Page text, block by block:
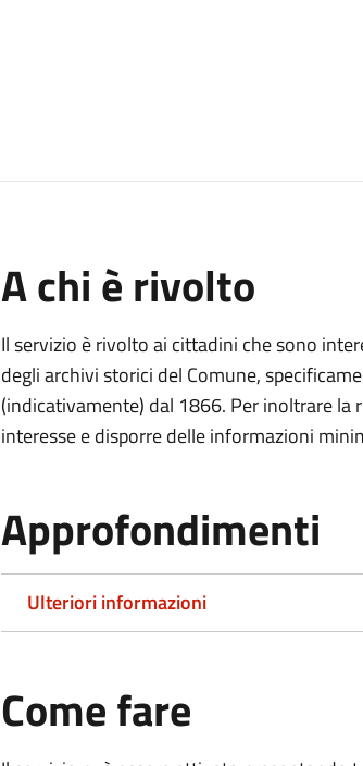
A chi è rivolto
Il servizio è rivolto ai cittadini che sono
degli archivi storici del Comune,
(indicativamente) dal 1866. Per inoltrare la
interesse e disporre delle informazioni
Approfondimenti
Ulteriori informazioni
Come fare